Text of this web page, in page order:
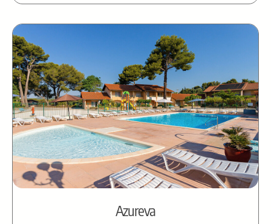
Azureva